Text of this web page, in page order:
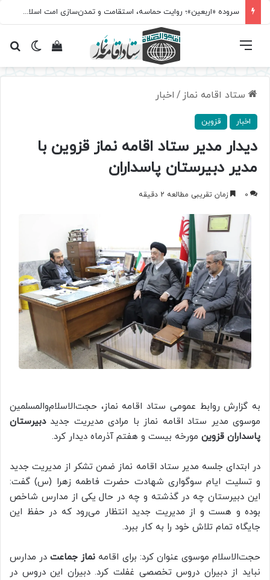
سروده‌ «اربعین»؛ روایت حماسه، استقامت و تمدن‌سازی امت اسلامی
تغییرمشاهده فهرست
ستاد اقامه نماز / اخبار
اخبار قزوین
دیدار مدیر ستاد اقامه نماز قزوین با
مدیر دبیرستان پاسداران
0 زمان تقریبی مطالعه 2 دقیقه
به گزارش روابط عمومی ستاد اقامه نماز، حجت‌الاسلام‌والمسلمین
موسوی مدیر ستاد اقامه نماز با مرادی مدیریت جدیددبیرستان
پاسداران قزوین مورخه بیست و هفتم آذرماه دیدار کرد.
در ابتدای جلسه مدیر ستاد اقامه نماز ضمن تشکر از مدیریت جدید
و تسلیت ایام سوگواری شهادت حضرت فاطمه زهرا (س) گفت:
این دبیرستان چه در گذشته و چه در حال یکی از مدارس شاخص
بوده و هست و از مدیریت جدید انتظار می‌رود که در حفظ این
جایگاه تمام تلاش خود را به کار ببرد.
حجت‌الاسلام موسوی عنوان کرد: برای اقامه نماز جماعتدر مدارس
نباید از دبیران دروس تخصصی غفلت کرد. دبیران این دروس در